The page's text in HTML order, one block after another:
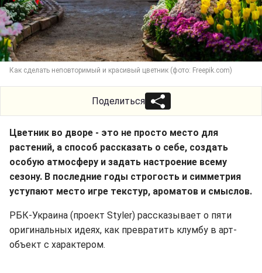
Как сделать неповторимый и красивый цветник (фото: Freepik.com)
Поделиться
Цветник во дворе - это не просто место для
растений, а способ рассказать о себе, создать
особую атмосферу и задать настроение всему
сезону. В последние годы строгость и симметрия
уступают место игре текстур, ароматов и смыслов.
РБК-Украина (проект Styler) рассказывает о пяти
оригинальных идеях, как превратить клумбу в арт-
объект с характером.